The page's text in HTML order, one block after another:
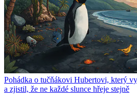
Pohádka o tučňákovi Hubertovi, který
a zjistil, že ne každé slunce hřeje stejně